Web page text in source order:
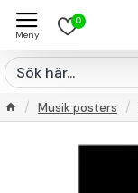
0
Musik posters